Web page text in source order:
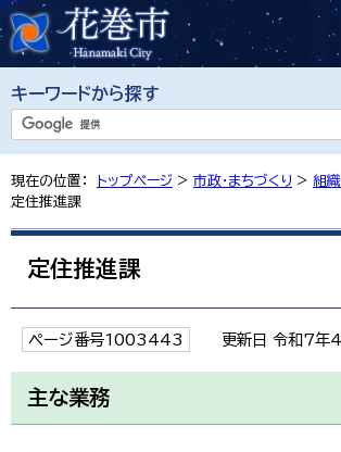
キーワードから探す
現在の位置： トップページ > 市政・まちづくり > 組
定住推進課
定住推進課
ページ番号1003443 更新日 令和7年4
主な業務